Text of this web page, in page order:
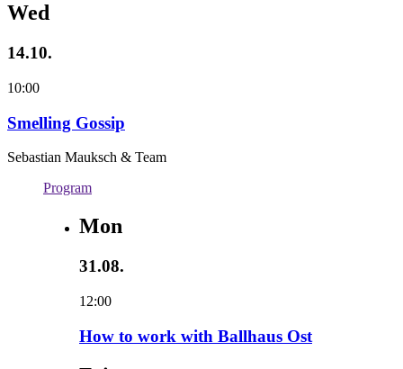
Wed
14.10.
10:00
Smelling Gossip
Sebastian Mauksch & Team
Program
Mon
31.08.
12:00
How to work with Ballhaus Ost